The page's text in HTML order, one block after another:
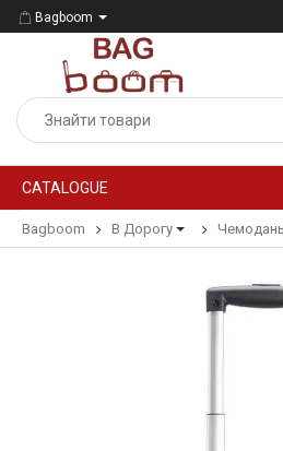
Bagboom
CATALOGUE
Bagboom В Дорогу